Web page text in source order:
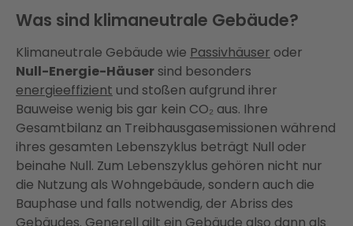
Was sind klimaneutrale Gebäude?
Klimaneutrale Gebäude wie Passivhäuser oder
Null-Energie-Häuser sind besonders
energieeffizient und stoßen aufgrund ihrer
Bauweise wenig bis gar kein CO₂ aus. Ihre
Gesamtbilanz an Treibhausgasemissionen während
ihres gesamten Lebenszyklus beträgt Null oder
beinahe Null. Zum Lebenszyklus gehören nicht nur
die Nutzung als Wohngebäude, sondern auch die
Bauphase und falls notwendig, der Abriss des
Gebäudes. Generell gilt ein Gebäude also dann als